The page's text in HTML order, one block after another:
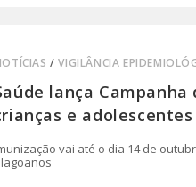
/VIGILÂNCIA
lança
e
vai até o dia 14 de